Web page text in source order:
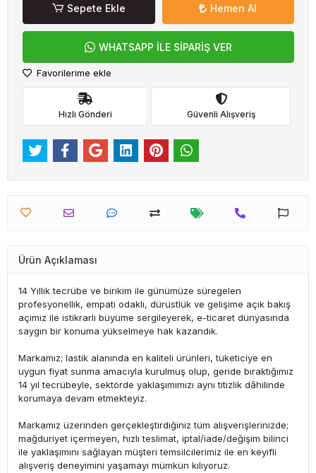
Sepete Ekle Hemen Al
WHATSAPP İLE SİPARİŞ VER
Favorilerime ekle
Hızlı Gönderi Güvenli Alışveriş
Ürün Açıklaması
14 Yıllık tecrübe ve birikim ile günümüze süregelen
profesyonellik, empati odaklı, dürüstlük ve gelişime açık bakış
açımız ile istikrarlı büyüme sergileyerek, e-ticaret dünyasında
saygın bir konuma yükselmeye hak kazandık.
Markamız; lastik alanında en kaliteli ürünleri, tüketiciye en
uygun fiyat sunma amacıyla kurulmuş olup, geride bıraktığımız
14 yıl tecrübeyle, sektörde yaklaşımımızı aynı titizlik dâhilinde
korumaya devam etmekteyiz.
Markamız üzerinden gerçekleştirdiğiniz tüm alışverişlerinizde;
mağduriyet içermeyen, hızlı teslimat, iptal/iade/değişim bilinci
ile yaklaşımını sağlayan müşteri temsilcilerimiz ile en keyifli
alışveriş deneyimini yaşamayı mümkün kılıyoruz.